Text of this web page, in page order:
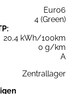
Euro6
4 (Green)
20,4 kWh/100km
0 g/km
A
Zentrallager